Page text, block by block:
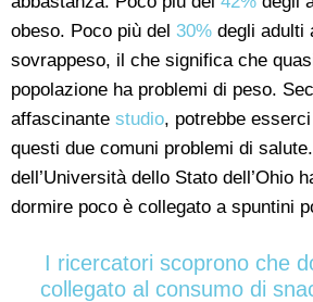
obeso. Poco più del 30% degli adulti
sovrappeso, il che significa che
popolazione ha problemi di peso.
affascinante studio, potrebbe
questi due comuni problemi di
dell’Università dello Stato dell’Ohio
dormire poco è collegato a spuntini
I ricercatori scoprono che
collegato al consumo di